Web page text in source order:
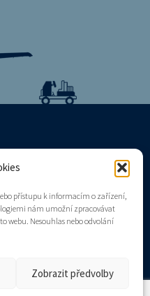
přístupu k informacím o zařízení,
nám umožní zpracovávat
webu. Nesouhlas nebo odvolání
Zobrazit předvolby